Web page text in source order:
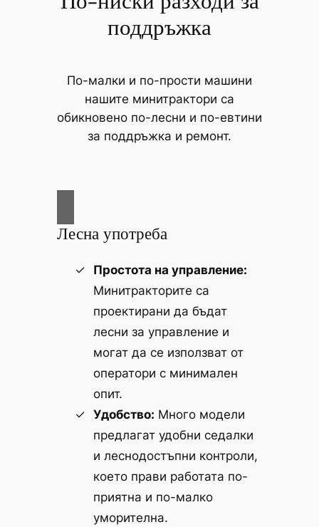
поддръжка
По-малки и по-прости машини
нашите минитрактори са
обикновено по-лесни и по-евтини
за поддръжка и ремонт.
Лесна употреба
Простота на управление:
Минитракторите са
проектирани да бъдат
лесни за управление и
могат да се използват от
оператори с минимален
опит.
Удобство: Много модели
предлагат удобни седалки
и леснодостъпни контроли,
което прави работата по-
приятна и по-малко
уморителна.